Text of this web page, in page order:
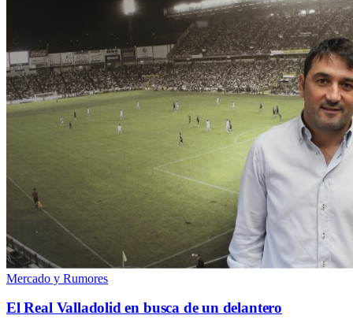
Mercado y Rumores
El Real Valladolid en busca de un delantero